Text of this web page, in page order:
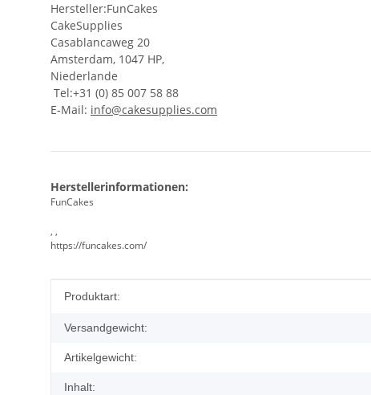
Hersteller:FunCakes
CakeSupplies
Casablancaweg 20
Amsterdam, 1047 HP,
Niederlande
Tel:+31 (0) 85 007 58 88
E-Mail: info@cakesupplies.com
Herstellerinformationen:
FunCakes
, ,
https://funcakes.com/
Produkteigenschaft
Wert
Produktart:
Versandgewicht:
Artikelgewicht:
Inhalt: